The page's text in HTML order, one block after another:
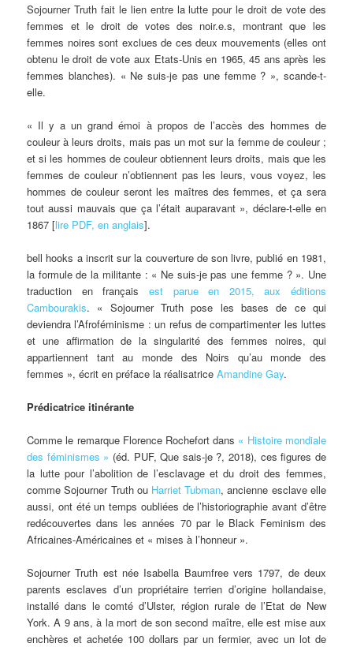
Sojourner Truth fait le lien entre la lutte pour le droit de vote des
femmes et le droit de votes des noir.e.s, montrant que les
femmes noires sont exclues de ces deux mouvements (elles ont
obtenu le droit de vote aux Etats-Unis en 1965, 45 ans après les
femmes blanches). « Ne suis-je pas une femme ? », scande-t-
elle.
« Il y a un grand émoi à propos de l’accès des hommes de
couleur à leurs droits, mais pas un mot sur la femme de couleur ;
et si les hommes de couleur obtiennent leurs droits, mais que les
femmes de couleur n’obtiennent pas les leurs, vous voyez, les
hommes de couleur seront les maîtres des femmes, et ça sera
tout aussi mauvais que ça l’était auparavant », déclare-t-elle en
1867 [lire PDF, en anglais].
bell hooks a inscrit sur la couverture de son livre, publié en 1981,
la formule de la militante : « Ne suis-je pas une femme ? ». Une
traduction en français est parue en 2015, aux éditions
Cambourakis. « Sojourner Truth pose les bases de ce qui
deviendra l’Afroféminisme : un refus de compartimenter les luttes
et une affirmation de la singularité des femmes noires, qui
appartiennent tant au monde des Noirs qu’au monde des
femmes », écrit en préface la réalisatriceAmandine Gay.
Prédicatrice itinérante
Comme le remarque Florence Rochefort dans « Histoire mondiale
des féminismes » (éd. PUF, Que sais-je ?, 2018), ces figures de
la lutte pour l’abolition de l’esclavage et du droit des femmes,
comme Sojourner Truth ou Harriet Tubman, ancienne esclave elle
aussi, ont été un temps oubliées de l’historiographie avant d’être
redécouvertes dans les années 70 par le Black Feminism des
Africaines-Américaines et « mises à l’honneur ».
Sojourner Truth est née Isabella Baumfree vers 1797, de deux
parents esclaves d’un propriétaire terrien d’origine hollandaise,
installé dans le comté d’Ulster, région rurale de l’Etat de New
York. A 9 ans, à la mort de son second maître, elle est mise aux
enchères et achetée 100 dollars par un fermier, avec un lot de